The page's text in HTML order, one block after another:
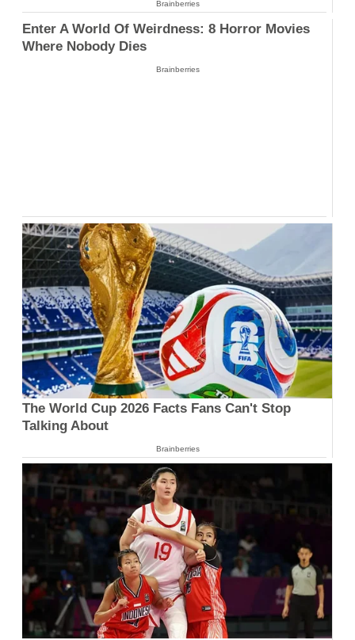
Brainberries
Enter A World Of Weirdness: 8 Horror Movies
Where Nobody Dies
Brainberries
The World Cup 2026 Facts Fans Can't Stop
Talking About
Brainberries